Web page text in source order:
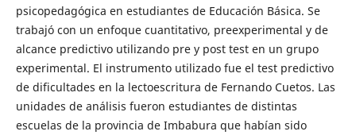
psicopedagógica en estudiantes de Educación Básica. Se
trabajó con un enfoque cuantitativo, preexperimental y de
alcance predictivo utilizando pre y post test en un grupo
experimental. El instrumento utilizado fue el test predictivo
de dificultades en la lectoescritura de Fernando Cuetos. Las
unidades de análisis fueron estudiantes de distintas
escuelas de la provincia de Imbabura que habían sido